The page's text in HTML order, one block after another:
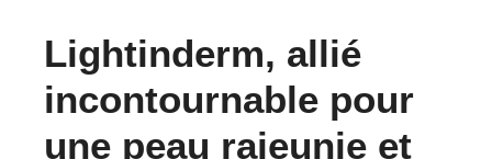
Lightinderm, allié
incontournable pour
une peau rajeunie et